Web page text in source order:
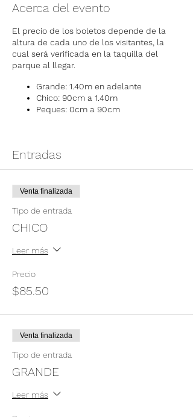
Acerca del evento
El precio de los boletos depende de la
altura de cada uno de los visitantes, la
cual será verificada en la taquilla del
parque al llegar.
Grande: 1.40m en adelante
Chico: 90cm a 1.40m
Peques: 0cm a 90cm
Entradas
Venta finalizada
Tipo de entrada
CHICO
Leer más
Precio
$85.50
Venta finalizada
Tipo de entrada
GRANDE
Leer más